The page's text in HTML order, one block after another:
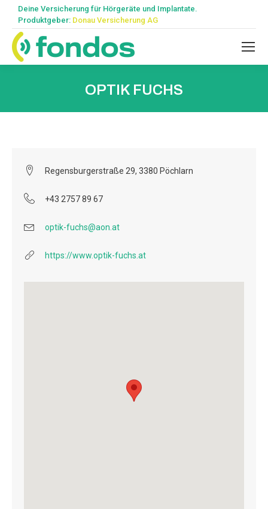
Deine Versicherung für Hörgeräte und Implantate.
Produktgeber: Donau Versicherung AG
OPTIK FUCHS
Regensburgerstraße 29, 3380 Pöchlarn
+43 2757 89 67
optik-fuchs@aon.at
https://www.optik-fuchs.at